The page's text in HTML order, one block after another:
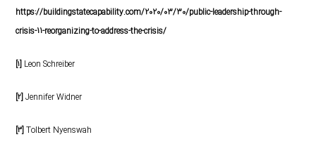
https://buildingstatecapability.com/2020/03/30/public-leadership-through-
crisis-11-reorganizing-to-address-the-crisis/
[۱] Leon Schreiber
[۲] Jennifer Widner
[۳] Tolbert Nyenswah